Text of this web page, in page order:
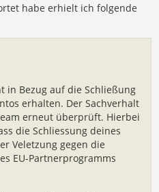
habe erhielt ich folgende
in Bezug auf die Schließung
erhalten. Der Sachverhalt
erneut überprüft. Hierbei
die Schliessung deines
Veletzung gegen die
EU-Partnerprogramms